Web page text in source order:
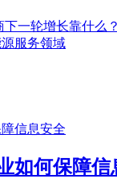
一轮增长靠什么？
服务领域
如何保障信